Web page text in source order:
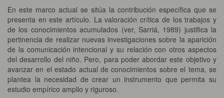
En este marco actual se sitúa la contribución específica que se
presenta en este artículo. La valoración crítica de los trabajos y
de los conocimientos acumulados (ver, Sarriá, 1989) justifica la
pertinencia de realizar nuevas investigaciones sobre la aparición
de la comunicación intencional y su relación con otros aspectos
del desarrollo del niño. Pero, para poder abordar este objetivo y
avanzar en el estado actual de conocimientos sobre el tema, se
plantea la necesidad de crear un instrumento que permita su
estudio empírico amplio y riguroso.